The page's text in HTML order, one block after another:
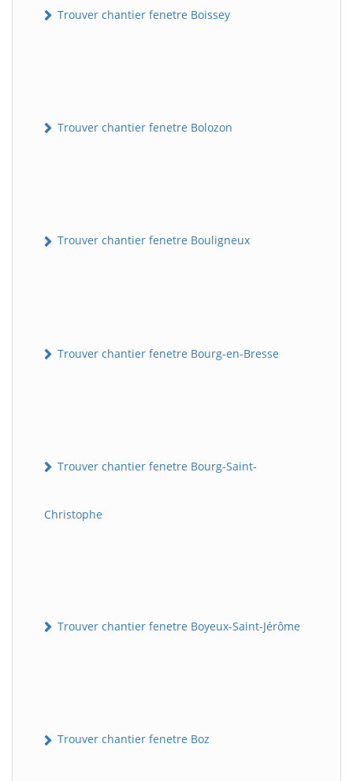
Trouver chantier fenetre Boissey
Trouver chantier fenetre Bolozon
Trouver chantier fenetre Bouligneux
Trouver chantier fenetre Bourg-en-Bresse
Trouver chantier fenetre Bourg-Saint-
Christophe
Trouver chantier fenetre Boyeux-Saint-Jérôme
Trouver chantier fenetre Boz